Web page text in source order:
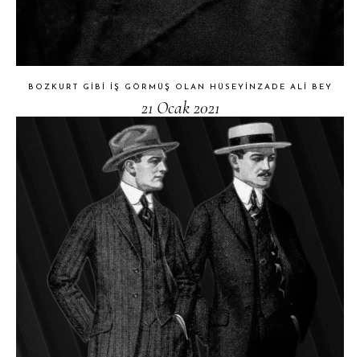
BOZKURT GIBI İŞ GÖRMÜŞ OLAN HÜSEYINZADE ALI BEY
21 Ocak 2021